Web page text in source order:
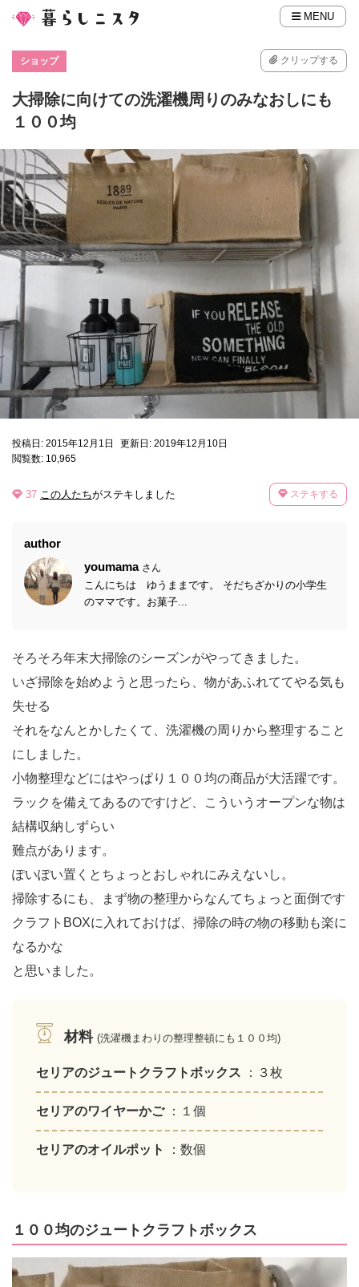
MENU
ショップ クリップする
大掃除に向けての洗濯機周りのみなおしにも
１００均
投稿日: 2015年12月1日
更新日: 2019年12月10日
閲覧数: 10,965
37 この人たちがステキしました ステキする
author
youmama さん
こんにちは ゆうままです。 そだちざかりの小学生
のママです。お菓子...
そろそろ年末大掃除のシーズンがやってきました。
いざ掃除を始めようと思ったら、物があふれててやる気も
失せる
それをなんとかしたくて、洗濯機の周りから整理すること
にしました。
小物整理などにはやっぱり１００均の商品が大活躍です。
ラックを備えてあるのですけど、こういうオープンな物は
結構収納しずらい
難点があります。
ぽいぽい置くとちょっとおしゃれにみえないし。
掃除するにも、まず物の整理からなんてちょっと面倒です
クラフトBOXに入れておけば、掃除の時の物の移動も楽に
なるかな
と思いました。
材料 (洗濯機まわりの整理整頓にも１００均)
セリアのジュートクラフトボックス ：３枚
セリアのワイヤーかご ：１個
セリアのオイルポット ：数個
１００均のジュートクラフトボックス